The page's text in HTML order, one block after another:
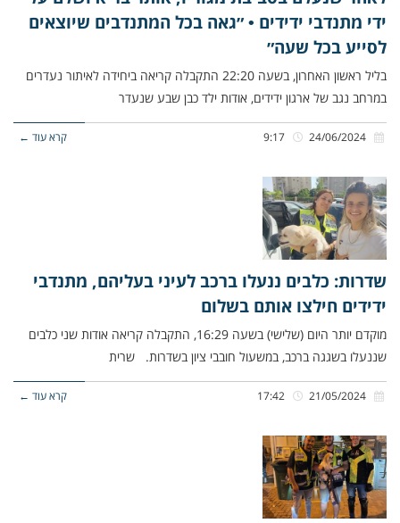
ידי מתנדבי ידידים • ״גאה בכל המתנדבים שיוצאים
לסייע בכל שעה״
בליל ראשון האחרון, בשעה 22:20 התקבלה קריאה ביחידה לאיתור נעדרים
במרחב נגב של ארגון ידידים, אודות ילד כבן שבע שנעדר
קרא עוד ←
שדרות: כלבים ננעלו ברכב לעיני בעליהם, מתנדבי
ידידים חילצו אותם בשלום
מוקדם יותר היום (שלישי) בשעה 16:29, התקבלה קריאה אודות שני כלבים
שננעלו בשגגה ברכב, במשעול חובבי ציון בשדרות. שרית
קרא עוד ←